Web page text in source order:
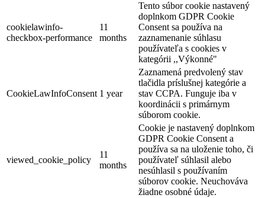
cookielawinfo-
checkbox-performance
11
months
Tento súbor cookie nastavený
doplnkom GDPR Cookie
Consent sa používa na
zaznamenanie súhlasu
používateľa s cookies v
kategórii ,,Výkonné"
CookieLawInfoConsent 1 year
Zaznamená predvolený stav
tlačidla príslušnej kategórie a
stav CCPA. Funguje iba v
koordinácii s primárnym
súborom cookie.
viewed_cookie_policy
11
months
Cookie je nastavený doplnkom
GDPR Cookie Consent a
používa sa na uloženie toho, či
používateľ súhlasil alebo
nesúhlasil s používaním
súborov cookie. Neuchováva
žiadne osobné údaje.